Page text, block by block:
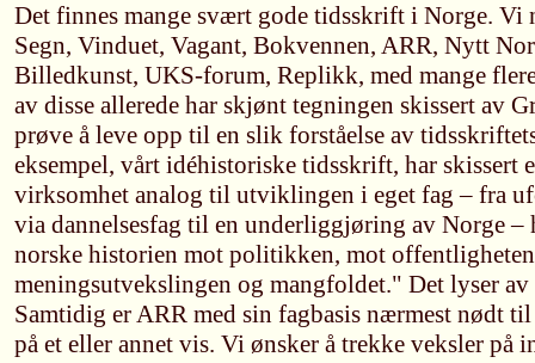
Det finnes mange svært gode tidsskrift i Norge. Vi
Segn, Vinduet, Vagant, Bokvennen, ARR, Nytt
Billedkunst, UKS-forum, Replikk, med mange
av disse allerede har skjønt tegningen skissert av
prøve å leve opp til en slik forståelse av
eksempel, vårt idéhistoriske tidsskrift, har skissert
virksomhet analog til utviklingen i eget fag – fra
via dannelsesfag til en underliggjøring av Norge –
norske historien mot politikken, mot
meningsutvekslingen og mangfoldet." Det lyser
Samtidig er ARR med sin fagbasis nærmest nødt
på et eller annet vis. Vi ønsker å trekke veksler på